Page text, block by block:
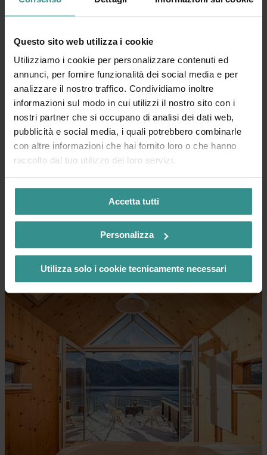
Questo sito web utilizza i cookie
Utilizziamo i cookie per personalizzare contenuti ed
annunci, per fornire funzionalità dei social media e per
analizzare il nostro traffico. Condividiamo inoltre
informazioni sul modo in cui utilizzi il nostro sito con i
nostri partner che si occupano di analisi dei dati web,
pubblicità e social media, i quali potrebbero combinarle
con altre informazioni che hai fornito loro o che hanno
raccolto dal tuo utilizzo dei loro servizi.
Accetta tutti
Personalizza
Utilizza solo i cookie tecnicamente necessari